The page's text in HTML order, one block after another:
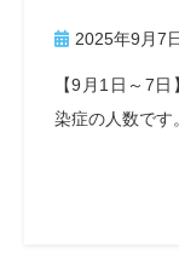
2025年9月7
【9月1日～7
染症の人数で